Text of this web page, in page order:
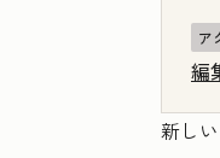
ア
編
新し